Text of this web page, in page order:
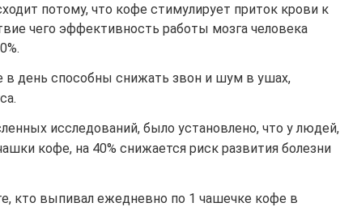
потому, что кофе стимулирует приток крови к
чего эффективность работы мозга человека
в день способны снижать звон и шум в ушах,
исследований, было установлено, что у людей,
кофе, на 40% снижается риск развития болезни
кто выпивал ежедневно по 1 чашечке кофе в